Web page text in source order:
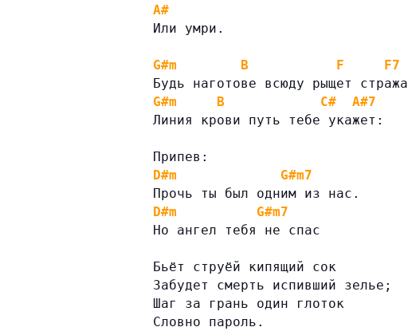
A#
Или умри.
G#m B F
F7
Будь наготове всюду рыщет стража
G#m
B C#
A#7
Линия крови путь тебе укажет:
Припев:
D#m
G#m7
Прочь ты был одним из нас.
D#m
G#m7
Но ангел тебя не спас
Бьёт струёй кипящий сок
Забудет смерть испивший зелье;
Шаг за грань один глоток
Словно пароль.